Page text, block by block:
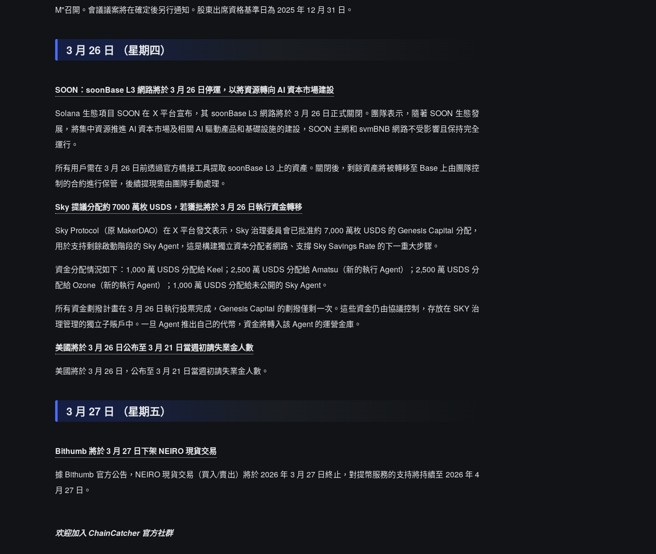
M"召開。會議議案將在確定後另行通知。股東出席資格基準日為 2025 年 12 月 31 日。
3 月 26 日 （星期四）
SOON：soonBase L3 網路將於 3 月 26 日停運，以將資源轉向 AI 資本市場建設
Solana 生態項目 SOON 在 X 平台宣布，其 soonBase L3 網路將於 3 月 26 日正式關閉。團隊表示，隨著 SOON 生態發
展，將集中資源推進 AI 資本市場及相關 AI 驅動產品和基礎設施的建設，SOON 主網和 svmBNB 網路不受影響且保持完全
運行。
所有用戶需在 3 月 26 日前透過官方橋接工具提取 soonBase L3 上的資產。關閉後，剩餘資產將被轉移至 Base 上由團隊控
制的合約進行保管，後續提現需由團隊手動處理。
Sky 提議分配約 7000 萬枚 USDS，若獲批將於 3 月 26 日執行資金轉移
Sky Protocol（原 MakerDAO）在 X 平台發文表示，Sky 治理委員會已批准約 7,000 萬枚 USDS 的 Genesis Capital 分配，
用於支持剩餘啟動階段的 Sky Agent，這是構建獨立資本分配者網路、支撐 Sky Savings Rate 的下一重大步驟。
資金分配情況如下：1,000 萬 USDS 分配給 Keel；2,500 萬 USDS 分配給 Amatsu（新的執行 Agent）；2,500 萬 USDS 分
配給 Ozone（新的執行 Agent）；1,000 萬 USDS 分配給未公開的 Sky Agent。
所有資金劃撥計畫在 3 月 26 日執行投票完成，Genesis Capital 的劃撥僅剩一次。這些資金仍由協議控制，存放在 SKY 治
理管理的獨立子賬戶中。一旦 Agent 推出自己的代幣，資金將轉入該 Agent 的運營金庫。
美國將於 3 月 26 日公布至 3 月 21 日當週初請失業金人數
美國將於 3 月 26 日，公布至 3 月 21 日當週初請失業金人數。
3 月 27 日 （星期五）
Bithumb 將於 3 月 27 日下架 NEIRO 現貨交易
據 Bithumb 官方公告，NEIRO 現貨交易（買入/賣出）將於 2026 年 3 月 27 日終止，對提幣服務的支持將持續至 2026 年 4
月 27 日。
欢迎加入 ChainCatcher 官方社群